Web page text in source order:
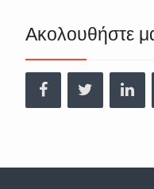
Ακολουθήστε
FacebookTwitter